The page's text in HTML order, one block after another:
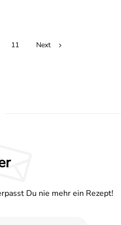
11 Next
Du nie mehr ein Rezept!